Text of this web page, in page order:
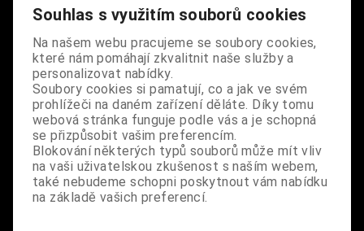
S výrobkem se také prodává
Souhlas s využitím souborů cookies
Na našem webu pracujeme se soubory cookies,
které nám pomáhají zkvalitnit naše služby a
personalizovat nabídky.
Soubory cookies si pamatují, co a jak ve svém
prohlížeči na daném zařízení děláte. Díky tomu
webová stránka funguje podle vás a je schopná
se přizpůsobit vašim preferencím.
Blokování některých typů souborů může mít vliv
na vaši uživatelskou zkušenost s naším webem,
také nebudeme schopni poskytnout vám nabídku
na základě vašich preferencí.